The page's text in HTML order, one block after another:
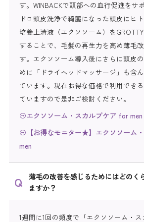
す。WINBACKで頭部への血行促進をサ
ドロ頭皮洗浄で綺麗になった頭皮にヒ
培養上清液（エクソソーム）を
することで、毛髪の再生力を高め薄毛
す。エクソソーム導入後にさらに頭皮
めに「ドライヘッドマッサージ」も含
ています。現在お得な価格で利用でき
ていますので是非ご検討ください。
エクソソーム・スカルプケア for men
【お得なモニター★】エクソソーム
men
薄毛の改善を感じるためにはどのく
ますか？
1週間に1回の頻度で「エクソソーム・